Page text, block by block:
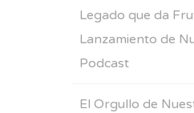
Legado que da
Lanzamiento de
Podcast
El Orgullo de